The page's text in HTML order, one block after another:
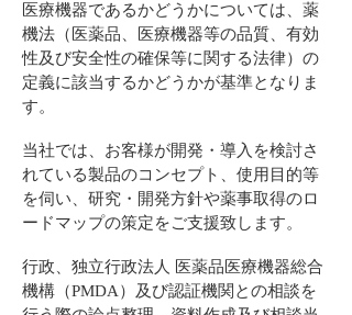
医療機器であるかどうかについては、薬
機法（医薬品、医療機器等の品質、有効
性及び安全性の確保等に関する法律）の
定義に該当するかどうかが基準となりま
す。
当社では、お客様が開発・導入を検討さ
れている製品のコンセプト、使用目的等
を伺い、研究・開発方針や薬事取得のロ
ードマップの策定をご支援致します。
行政、独立行政法人 医薬品医療機器総合
機構（PMDA）及び認証機関との相談を